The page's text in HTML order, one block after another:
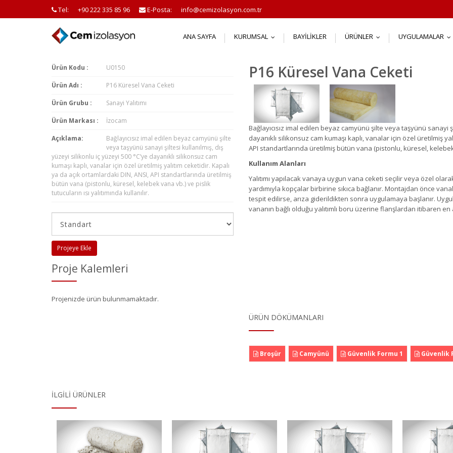
Tel: +90 222 335 85 96 E-Posta: info@cemizolasyon.com.tr
ANA SAYFA KURUMSAL BAYILIKLER ÜRÜNLER UYGULAMALAR
Ürün Kodu : U0150
Ürün Adı : P16 Küresel Vana Ceketi
Ürün Grubu : Sanayi Yalıtımı
Ürün Markası : İzocam
Açıklama:
Bağlayıcısız imal edilen beyaz camyünü şilte
veya taşyünü sanayi şiltesi kullanılmış, dış
yüzeyi silikonlu iç yüzeyi 500 °C’ye dayanıklı silikonsuz cam
kumaşı kaplı, vanalar için özel üretilmiş yalıtım ceketidir. Kapalı
ya da açık ortamlardaki DIN, ANSI, API standartlarında üretilmiş
bütün vana (pistonlu, küresel, kelebek vana vb.) ve pislik
tutucuların ısı yalıtımında kullanılır.
Projeye Ekle
Proje Kalemleri
Projenizde ürün bulunmamaktadır.
P16 Küresel Vana Ceketi
Bağlayıcısız imal edilen beyaz camyünü şilte veya taşyünü sanayi
dayanıklı silikonsuz cam kumaşı kaplı, vanalar için özel üretilmiş
API standartlarında üretilmiş bütün vana (pistonlu, küresel, kelebek
Kullanım Alanları
Yalıtımı yapılacak vanaya uygun vana ceketi seçilir veya özel
yardımıyla kopçalar birbirine sıkıca bağlanır. Montajdan önce
tespit edilirse, arıza giderildikten sonra uygulamaya başlanır.
vananın bağlı olduğu yalıtımlı boru üzerine flanşlardan itibaren
ÜRÜN DÖKÜMANLARI
Broşür Camyünü Güvenlik Formu 1 Güvenlik
İLGILI ÜRÜNLER
Kelebek Vana Ceketi P16 Çek Valf Ceketi
P16 Globe Vana
P16